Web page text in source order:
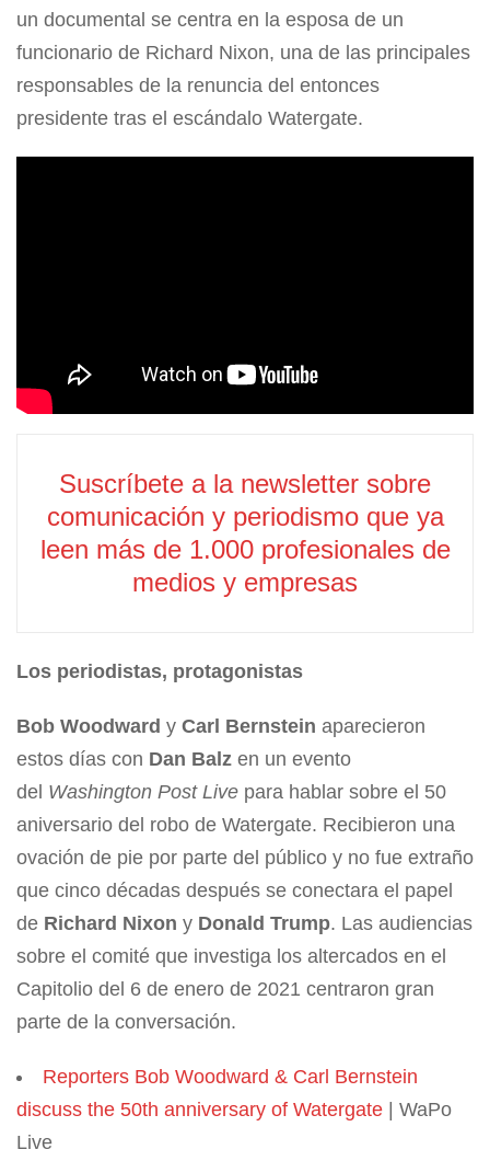
un documental se centra en la esposa de un
funcionario de Richard Nixon, una de las principales
responsables de la renuncia del entonces
presidente tras el escándalo Watergate.
Suscríbete a la newsletter sobre
comunicación y periodismo que ya
leen más de 1.000 profesionales de
medios y empresas
Los periodistas, protagonistas
Bob Woodward y Carl Bernstein aparecieron
estos días con Dan Balz en un evento
del Washington Post Live para hablar sobre el 50
aniversario del robo de Watergate. Recibieron una
ovación de pie por parte del público y no fue extraño
que cinco décadas después se conectara el papel
de Richard Nixon y Donald Trump. Las audiencias
sobre el comité que investiga los altercados en el
Capitolio del 6 de enero de 2021 centraron gran
parte de la conversación.
Reporters Bob Woodward & Carl Bernstein
discuss the 50th anniversary of Watergate | WaPo
Live